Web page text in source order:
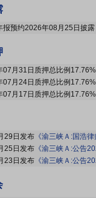
报预约2026年08月25日披露
29日发布 《渝三峡Ａ:国浩律师(重庆)事务所关于
25日发布 《渝三峡Ａ:公告2026-038:关于
23日发布 《渝三峡Ａ:公告2026-037:关于